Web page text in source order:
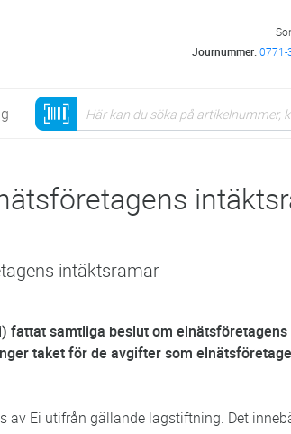
Journummer:0771-
intäktsramar
fattat samtliga beslut om
taket för de avgifter som
av Ei utifrån gällande lagstiftning. Det